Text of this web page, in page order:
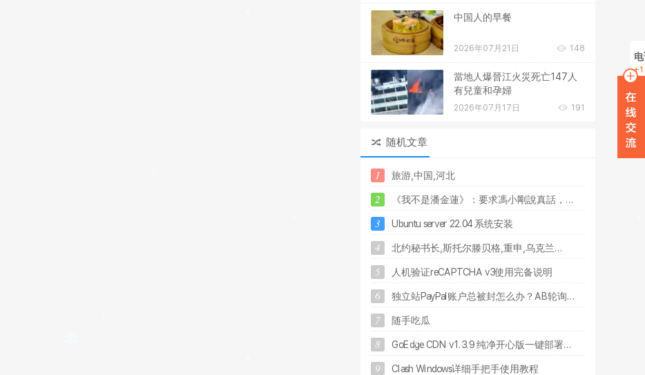
中国人的早餐
2026年07月21日 148
當地人爆晉江火災死亡147人
有兒童和孕婦
2026年07月17日 191
随机文章
1 旅游 中 国 河北
2 《我不是潘金蓮》 ： 要求馮小剛說真話 ， ...
3 Ubuntu server 22.04 系统安装
4 北约秘书长 斯托尔滕贝格 重申 乌克兰...
5 人机验证reCAPTCHA v3使用完备说明
6 独立站PayPal 账 户总被封怎么办 ？ AB轮询...
7 随手吃瓜
8 GoEdgeCDN v1 .3.9纯净开心版一键部署...
9 C ash Windows详细手把手使用教程